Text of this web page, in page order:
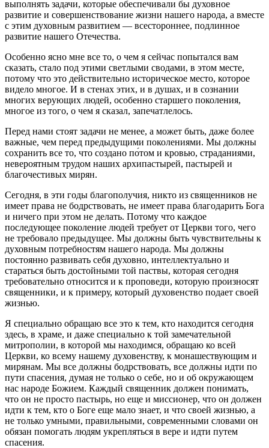
выполнять задачи, которые обеспечивали бы духовное
развитие и совершенствование жизни нашего народа, а вместе
с этим духовным развитием — всестороннее, подлинное
развитие нашего Отечества.
Особенно ясно мне все то, о чем я сейчас попытался вам
сказать, стало под этими светлыми сводами, в этом месте,
потому что это действительно историческое место, которое
видело многое. И в стенах этих, и в душах, и в сознании
многих верующих людей, особенно старшего поколения,
многое из того, о чем я сказал, запечатлелось.
Перед нами стоят задачи не менее, а может быть, даже более
важные, чем перед предыдущими поколениями. Мы должны
сохранить все то, что создано по́том и кровью, страданиями,
невероятным трудом наших архипастырей, пастырей и
благочестивых мирян.
Сегодня, в эти годы благополучия, никто из священников не
имеет права не бодрствовать, не имеет права благодарить Бога
и ничего при этом не делать. Потому что каждое
последующее поколение людей требует от Церкви того, чего
не требовало предыдущее. Мы должны быть чувствительны к
духовным потребностям нашего народа. Мы должны
постоянно развивать себя духовно, интеллектуально и
стараться быть достойными той паствы, которая сегодня
требовательно относится и к проповеди, которую произносят
священники, и к примеру, который духовенство подает своей
жизнью.
Я специально обращаю все это к тем, кто находится сегодня
здесь, в храме, и даже специально к той замечательной
митрополии, в которой мы находимся, обращаю ко всей
Церкви, ко всему нашему духовенству, к монашествующим и
мирянам. Мы все должны бодрствовать, все должны идти по
пути спасения, думая не только о себе, но и об окружающем
нас народе Божием. Каждый священник должен понимать,
что он не просто пастырь, но еще и миссионер, что он должен
идти к тем, кто о Боге еще мало знает, и что своей жизнью, а
не только умными, правильными, современными словами он
обязан помогать людям укрепляться в вере и идти путем
спасения.